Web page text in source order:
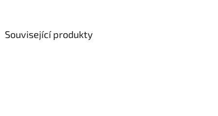
Související produkty